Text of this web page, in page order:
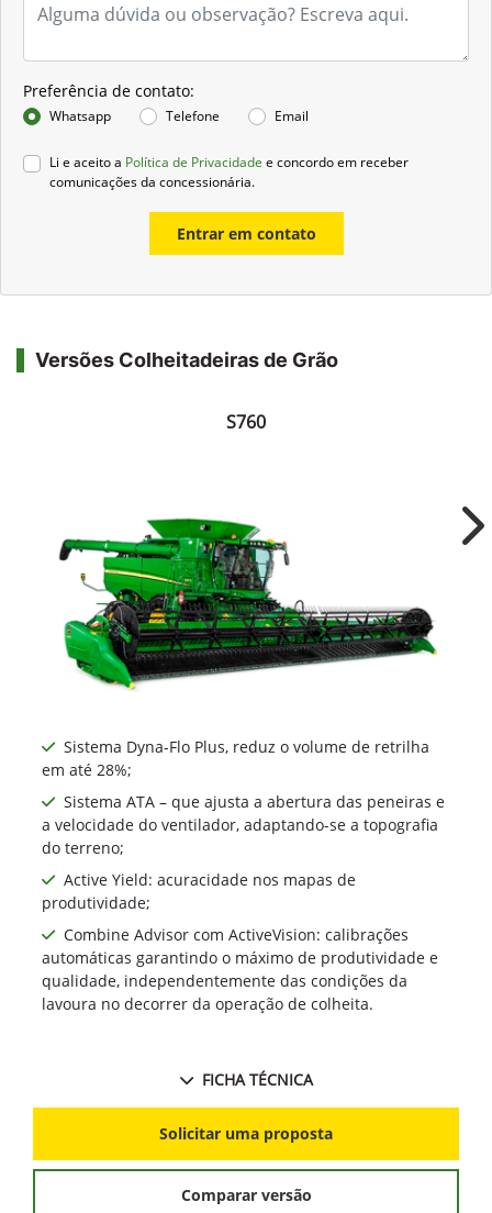
Preferência de contato:
Whatsapp Telefone Email
Li e aceito a Política de Privacidade e concordo em receber
comunicações da concessionária.
Entrar em contato
Versões Colheitadeiras de Grão
S760
Sistema Dyna-Flo Plus, reduz o volume de retrilha
em até 28%;
Sistema ATA – que ajusta a abertura das peneiras e
a velocidade do ventilador, adaptando-se a topografia
do terreno;
Active Yield: acuracidade nos mapas de
produtividade;
Combine Advisor com ActiveVision: calibrações
automáticas garantindo o máximo de produtividade e
qualidade, independentemente das condições da
lavoura no decorrer da operação de colheita.
FICHA TÉCNICA
Solicitar uma proposta
Comparar versão